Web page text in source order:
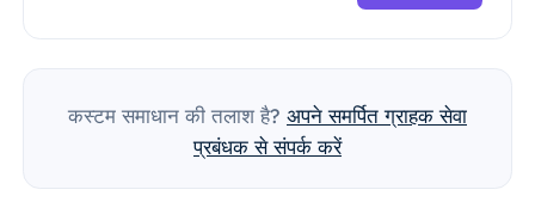
कस्टम समाधान की तलाश है? अपने समर्पित ग्राहक सेवा
प्रबंधक से संपर्क करें